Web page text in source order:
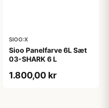
SIOO:X
Sioo Panelfarve 6L Sæt
03-SHARK 6 L
1.800,00 kr